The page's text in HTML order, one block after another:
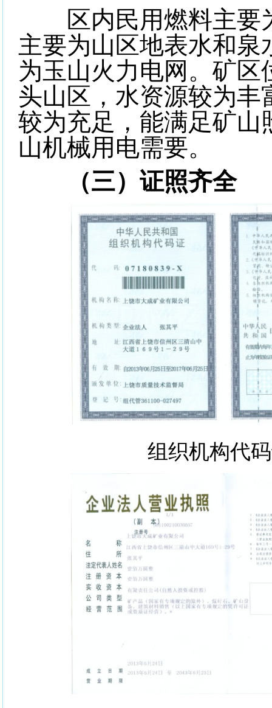
区内民用燃料主要
主要为山区地表水和泉
为玉山火力电网。矿区
头山区，水资源较为丰
较为充足，能满足矿山
山机械用电需要。
（三）证照齐全
组织机构代